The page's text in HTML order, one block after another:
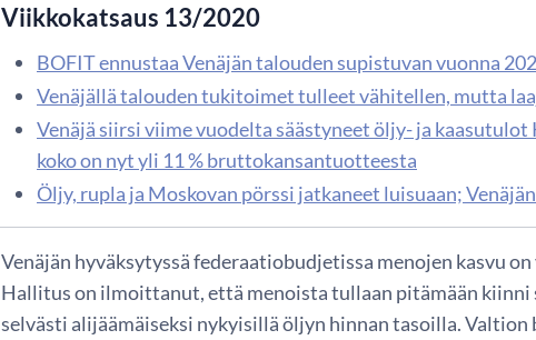
Viikkokatsaus 13/2020
BOFIT ennustaa Venäjän talouden supistuvan vuonna
Venäjällä talouden tukitoimet tulleet vähitellen, mutta
Venäjä siirsi viime vuodelta säästyneet öljy- ja
koko on nyt yli 11 % bruttokansantuotteesta
Öljy, rupla ja Moskovan pörssi jatkaneet luisuaan;
Venäjän hyväksytyssä federaatiobudjetissa menojen kasvu
Hallitus on ilmoittanut, että menoista tullaan pitämään
selvästi alijäämäiseksi nykyisillä öljyn hinnan tasoilla. Valtion